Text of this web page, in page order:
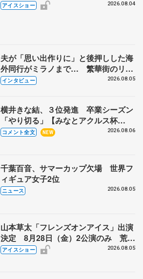
アイスショー 2026.08.04
夫が「思い出作りに」と後押しした海
外同行がミラノまで… 繁華街のリン
クでは不良のお兄さんも味方に 小林
インタビュー 2026.08.05
横井きな結、３位発進 卒業シーズン
「やり切る」【みなとアクルス杯
SP】
コメント全文 NEW 2026.08.06
千葉百音、サマーカップ欠場 世界フ
ィギュア女子2位
ニュース 2026.08.05
山本草太「フレンズオンアイス」出演
決定 8月28日（金）2公演のみ 荒川
静香さんプロデュース、20周年のアイ
アイスショー 2026.08.05